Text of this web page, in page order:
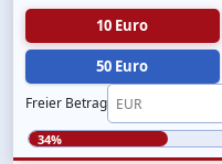
10 Euro
50 Euro
Freier Betrag
34%